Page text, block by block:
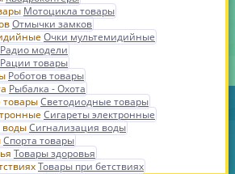
Мотоцикла товары
Отмычки замков
Очки мультемидийные
Радио модели
Рации товары
Роботов товары
Рыбалка - Охота
Светодиодные товары
Сигареты электронные
Сигнализация воды
Спорта товары
Товары здоровья
Товары при бетствиях